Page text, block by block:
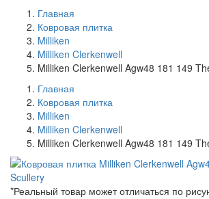
Главная
Ковровая плитка
Milliken
Milliken Clerkenwell
Milliken Clerkenwell Agw48 181 149
Главная
Ковровая плитка
Milliken
Milliken Clerkenwell
Milliken Clerkenwell Agw48 181 149
*Реальный товар может отличаться по